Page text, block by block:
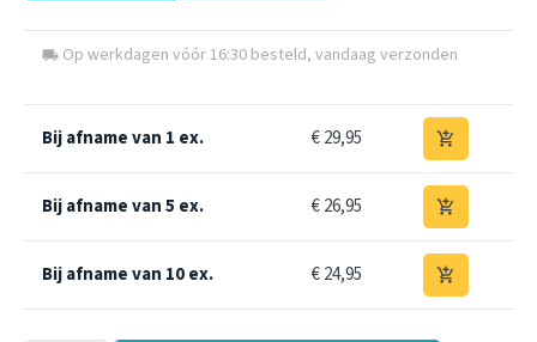
local_shipping Op werkdagen vóór 16:30 besteld, vandaag verzonden
Bij afname van 1 ex. € 29,95 add_shopping_cart
Bij afname van 5 ex. € 26,95 add_shopping_cart
Bij afname van 10 ex. € 24,95 add_shopping_cart